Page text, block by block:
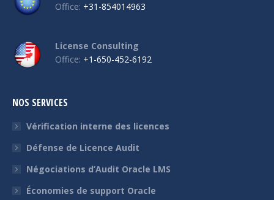
Office: +31-854014963
License Consulting
Office: +1-650-452-6192
NOS SERVICES
Vérification interne des licences
Défense de Licence Audit
Négociations d’Audit Oracle LMS
Économies de support Oracle